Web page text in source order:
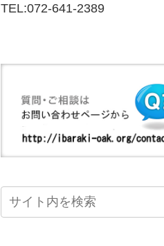
TEL:072-641-2389